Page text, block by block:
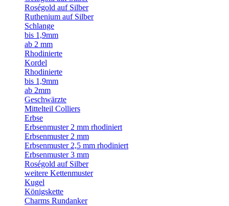
Roségold auf Silber
Ruthenium auf Silber
Schlange
bis 1,9mm
ab 2 mm
Rhodinierte
Kordel
Rhodinierte
bis 1,9mm
ab 2mm
Geschwärzte
Mittelteil Colliers
Erbse
Erbsenmuster 2 mm rhodiniert
Erbsenmuster 2 mm
Erbsenmuster 2,5 mm rhodiniert
Erbsenmuster 3 mm
Roségold auf Silber
weitere Kettenmuster
Kugel
Königskette
Charms Rundanker